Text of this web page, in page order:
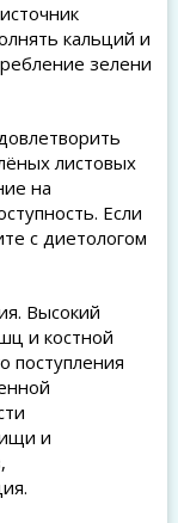
кальций и
зелени
листовых
на
Если
с диетологом
Высокий
и костной
поступления
и